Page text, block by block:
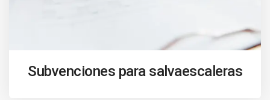
Subvenciones para salvaescaleras